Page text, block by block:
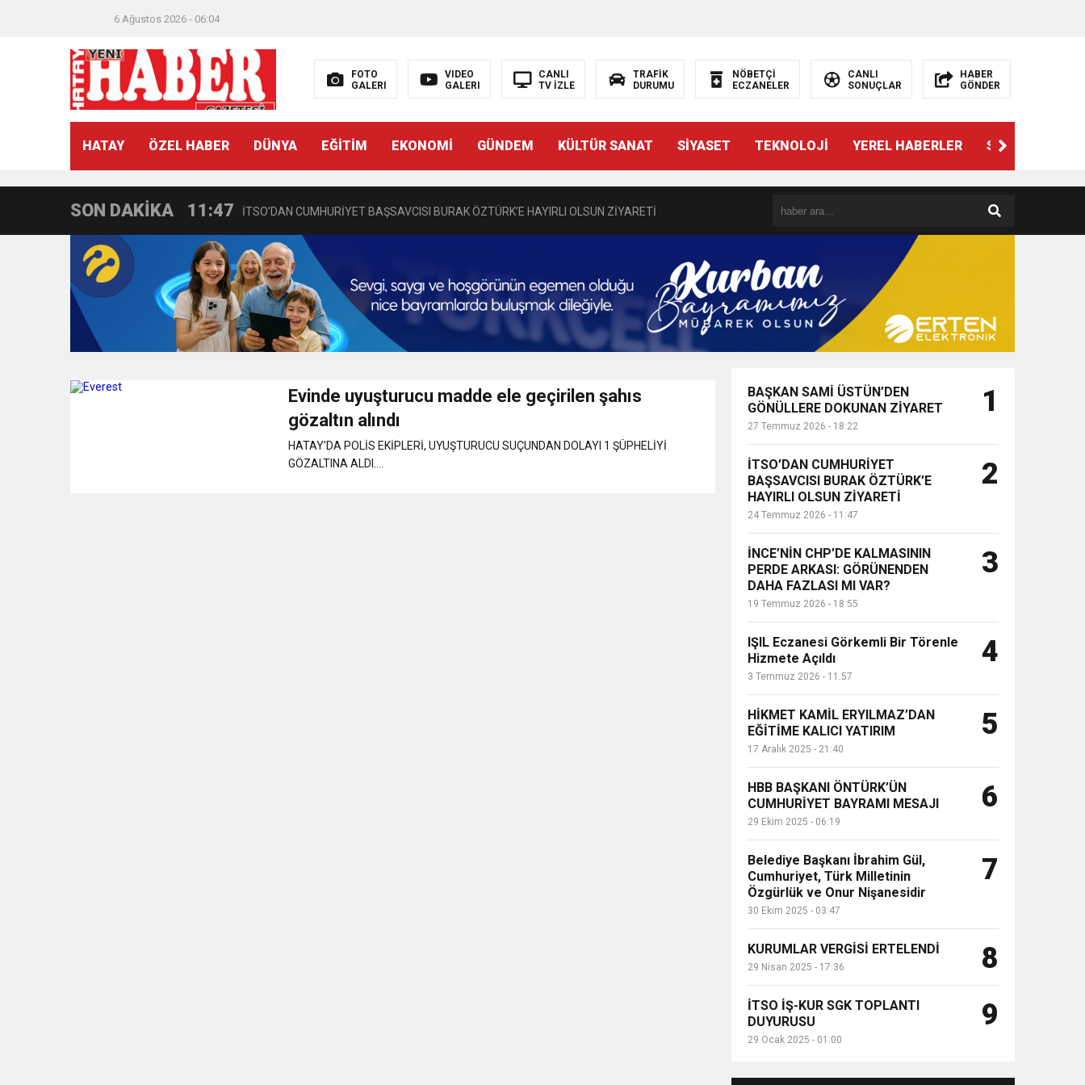
6 Ağustos 2026 - 06:04
FOTO
GALERI
VIDEO
GALERI
CANLI
TV İZLE
TRAFİK
DURUMU
NÖBETÇİ
ECZANELER
CANLI
SONUÇLAR
HABER
GÖNDER
HATAY ÖZEL HABER DÜNYA EĞİTİM EKONOMİ GÜNDEM KÜLTÜR SANAT SİYASET TEKNOLOJİ YEREL HABERLER SPOR
SON DAKİKA
21:40
11:47 İTSO’DAN CUMHURİYET BAŞSAVCISI BURAK ÖZTÜRK’E HAYIRLI OLSUN ZİYARETİ
18:55 İNCE’NİN CHP’DE KALMASININ PERDE ARKASI: GÖRÜNENDEN DAHA FAZLASI MI VAR?
11:57 IŞIL Eczanesi Görkemli Bir Törenle Hizmete Açıldı
21:40
Belediye Başkanı İbrahim Gül, Cumhuriyet, Türk Milletinin Özgürlük ve Onur Nişanesidir
HBB BAŞKANI ÖNTÜRK’ÜN CUMHURİYET BAYRAMI MESAJI
Evinde uyuşturucu madde ele geçirilen şahıs
gözaltın alındı
HATAY’DA POLİS EKİPLERİ, UYUŞTURUCU SUÇUNDAN DOLAYI 1 ŞÜPHELİYİ
GÖZALTINA ALDI....
BAŞKAN SAMİ ÜSTÜN’DEN
GÖNÜLLERE DOKUNAN ZİYARET
27 Temmuz 2026 - 18:22
1
İTSO’DAN CUMHURİYET
BAŞSAVCISI BURAK ÖZTÜRK’E
HAYIRLI OLSUN ZİYARETİ
24 Temmuz 2026 - 11:47
2
İNCE’NİN CHP’DE KALMASININ
PERDE ARKASI: GÖRÜNENDEN
DAHA FAZLASI MI VAR?
19 Temmuz 2026 - 18:55
3
IŞIL Eczanesi Görkemli Bir Törenle
Hizmete Açıldı
3 Temmuz 2026 - 11:57
4
HİKMET KAMİL ERYILMAZ’DAN
EĞİTİME KALICI YATIRIM
17 Aralık 2025 - 21:40
5
HBB BAŞKANI ÖNTÜRK’ÜN
CUMHURİYET BAYRAMI MESAJI
29 Ekim 2025 - 06:19
6
Belediye Başkanı İbrahim Gül,
Cumhuriyet, Türk Milletinin
Özgürlük ve Onur Nişanesidir
30 Ekim 2025 - 03:47
7
KURUMLAR VERGİSİ ERTELENDİ
29 Nisan 2025 - 17:36 8
İTSO İŞ-KUR SGK TOPLANTI
DUYURUSU
29 Ocak 2025 - 01:00
9